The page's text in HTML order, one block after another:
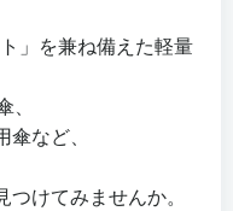
」を兼ね備えた軽量
など、
けてみませんか。